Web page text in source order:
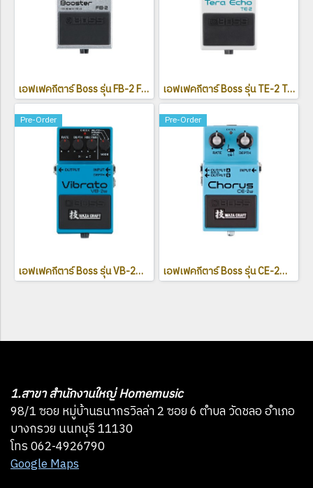
เอฟเฟคกีตาร์ Boss รุ่น FB-2 Feedbacker/Booster เอฟเฟคกีตาร์ Boss รุ่น TE-2 Tera Echo
Pre-Order
เอฟเฟคกีตาร์ Boss รุ่น VB-2W Waza Craft Vibrato
Pre-Order
เอฟเฟคกีตาร์ Boss รุ่น CE-2W Waza Craft Chorus
1.สาขา สำนักงานใหญ่ Homemusic
98/1 ซอย หมู่บ้านธนากรวิลล่า 2 ซอย 6 ตำบล วัดชลอ อำเภอ
บางกรวย นนทบุรี 11130
โทร 062-4926790
Google Maps